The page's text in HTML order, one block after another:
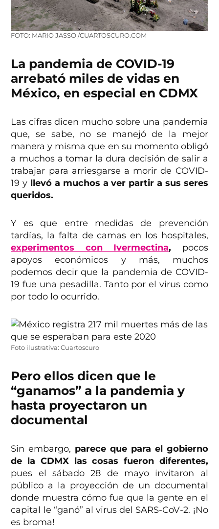
FOTO: MARIO JASSO /CUARTOSCURO.COM
La pandemia de COVID-19
arrebató miles de vidas en
México, en especial en CDMX
Las cifras dicen mucho sobre una pandemia
que, se sabe, no se manejó de la mejor
manera y misma que en su momento obligó
a muchos a tomar la dura decisión de salir a
trabajar para arriesgarse a morir de COVID-
19 y llevó a muchos a ver partir a sus seres
queridos.
Y es que entre medidas de prevención
tardías, la falta de camas en los hospitales,
experimentos con Ivermectina, pocos
apoyos económicos y más, muchos
podemos decir que la pandemia de COVID-
19 fue una pesadilla. Tanto por el virus como
por todo lo ocurrido.
Foto ilustrativa: Cuartoscuro
Pero ellos dicen que le
“ganamos” a la pandemia y
hasta proyectaron un
documental
Sin embargo, parece que para el gobierno
de la CDMX las cosas fueron diferentes,
pues el sábado 28 de mayo invitaron al
público a la proyección de un documental
donde muestra cómo fue que la gente en el
capital le “ganó” al virus del SARS-CoV-2. ¡No
es broma!